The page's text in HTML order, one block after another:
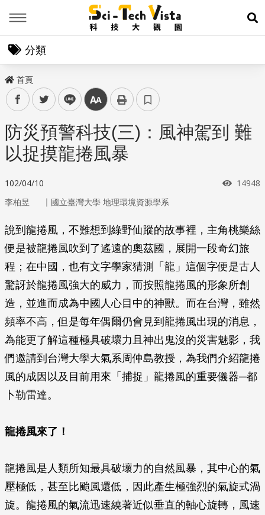
展
分類
首頁
facebooktwitter line 中
防災預警科技(三)：風神駕到 難
以捉摸龍捲風暴
102/04/10 瀏覽次
14948
李柏昱 ｜ 國立臺灣大學 地理環境資源學系
說到龍捲風，不難想到綠野仙蹤的故事裡，主角桃樂絲
便是被龍捲風吹到了遙遠的奧茲國，展開一段奇幻旅
程；在中國，也有文字學家猜測「龍」這個字便是古人
驚訝於龍捲風強大的威力，而按照龍捲風的形象所創
造，並進而成為中國人心目中的神獸。而在台灣，雖然
頻率不高，但是每年偶爾仍會見到龍捲風出現的消息，
為能更了解這種極具破壞力且神出鬼沒的災害魅影，我
們邀請到台灣大學大氣系周仲島教授，為我們介紹龍捲
風的成因以及目前用來「捕捉」龍捲風的重要儀器─都
卜勒雷達。
龍捲風來了！
龍捲風是人類所知最具破壞力的自然風暴，其中心的氣
壓極低，甚至比颱風還低，因此產生極強烈的氣旋式渦
旋。龍捲風的氣流迅速繞著近似垂直的軸心旋轉，風速